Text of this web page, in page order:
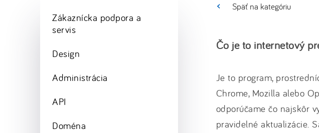
Späť na kategóriu
Čo je to internetový
Je to program,
Chrome, Mozilla alebo
odporúčame čo najskôr
pravidelné aktualizácie.
Zákaznícka podpora a
servis
Design
Administrácia
API
Doména